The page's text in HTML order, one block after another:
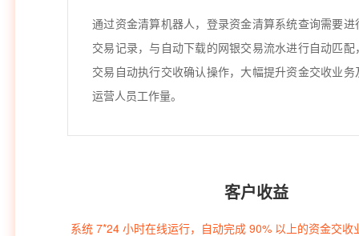
通过资金清算机器人，登录资金清算系统查询需要进
交易记录，与自动下载的网银交易流水进行自动匹
交易自动执行交收确认操作，大幅提升资金交收业
运营人员工作量。
客户收益
系统 7*24 小时在线运行，自动完成 90% 以上的资金交收